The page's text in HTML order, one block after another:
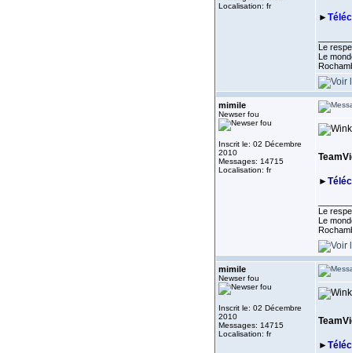
Localisation: fr
►
Le
Le
mimile
Newser fou
Inscrit le: 02 Décembre
2010
Messages: 14715
Localisation: fr
►
Le
Le
mimile
Newser fou
Inscrit le: 02 Décembre
2010
Messages: 14715
Localisation: fr
►